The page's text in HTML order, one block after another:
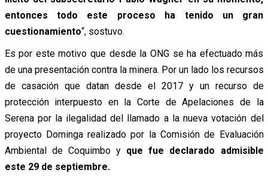
entonces todo este proceso ha tenido un gran
cuestionamiento“, sostuvo.
Es por este motivo que desde la ONG se ha efectuado más
de una presentación contra la minera. Por un lado los recursos
de casación que datan desde el 2017 y un recurso de
protección interpuesto en la Corte de Apelaciones de la
Serena por la ilegalidad del llamado a la nueva votación del
proyecto Dominga realizado por la Comisión de Evaluación
Ambiental de Coquimbo y que fue declarado admisible
este 29 de septiembre.